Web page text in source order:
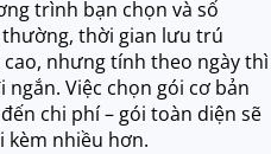
trình bạn chọn và số
thời gian lưu trú
nhưng tính theo ngày thì
Việc chọn gói cơ bản
chi phí – gói toàn diện sẽ
kèm nhiều hơn.